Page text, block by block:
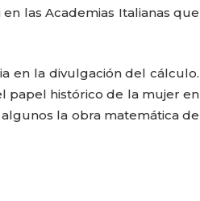
las Academias Italianas que
en la divulgación del cálculo.
papel histórico de la mujer en
la obra matemática de